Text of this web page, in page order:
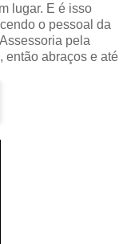
lugar. E é isso
o pessoal da
pela
então abraços e até